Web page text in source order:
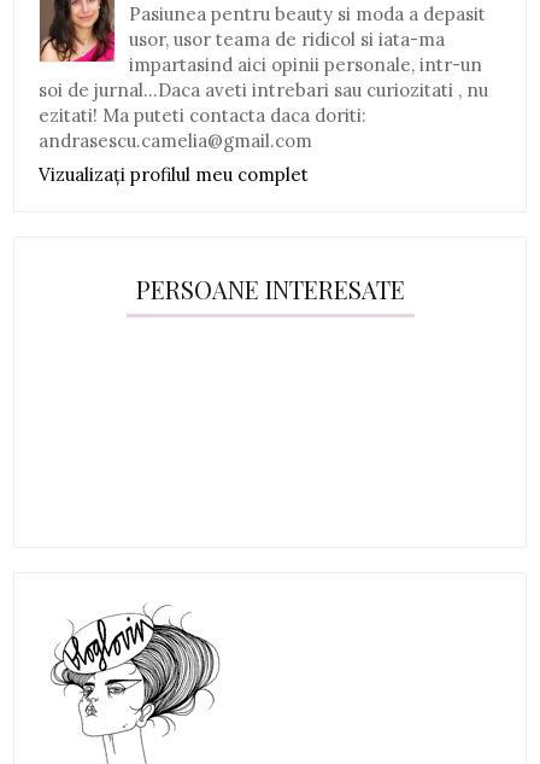
Pasiunea pentru beauty si moda a depasit
usor, usor teama de ridicol si iata-ma
impartasind aici opinii personale, intr-un
soi de jurnal...Daca aveti intrebari sau curiozitati , nu
ezitati! Ma puteti contacta daca doriti:
andrasescu.camelia@gmail.com
Vizualizați profilul meu complet
PERSOANE INTERESATE